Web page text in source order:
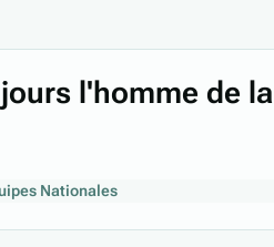
l'homme de la
Nationales